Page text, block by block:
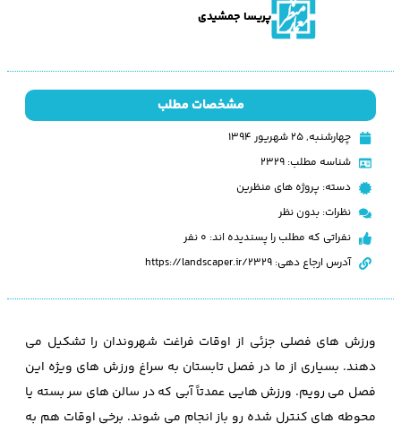
پریسا جمشیدی
مشخصات مطلب
چهارشنبه, ۲۵ شهریور ۱۳۹۴
شناسه مطلب: 2329
دسته: پروژه های منظرین
نظرات: بدون نظر
نفراتی که مطلب را پسندیده اند: 0 نفر
آدرس ارجاع دهی: https://landscaper.ir/2329
ورزش های فصلی جزئی از اوقات فراغت شهروندان را تشکیل می
دهند. بسیاری از ما در فصل تابستان به سراغ ورزش های ویژه این
فصل می رویم. ورزش هایی عمدتاً آبی که در سالن های سر بسته یا
محوطه های کنترل شده رو باز انجام می شوند. برخی اوقات هم به